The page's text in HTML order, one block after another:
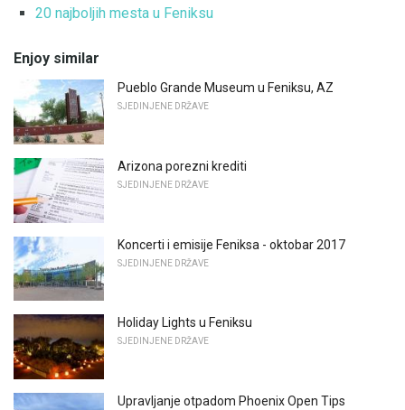
20 najboljih mesta u Feniksu
Enjoy similar
Pueblo Grande Museum u Feniksu, AZ
SJEDINJENE DRŽAVE
Arizona porezni krediti
SJEDINJENE DRŽAVE
Koncerti i emisije Feniksa - oktobar 2017
SJEDINJENE DRŽAVE
Holiday Lights u Feniksu
SJEDINJENE DRŽAVE
Upravljanje otpadom Phoenix Open Tips